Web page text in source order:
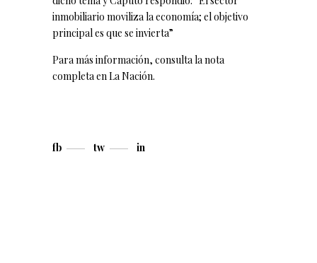
inmobiliario moviliza la economía; el objetivo
principal es que se invierta”
Para más información, consulta la nota
completa enLa Nación.
fb tw in